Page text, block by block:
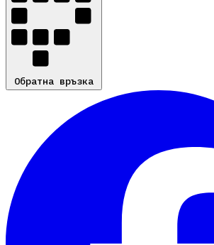
Обратна връзка
Обратна връзка